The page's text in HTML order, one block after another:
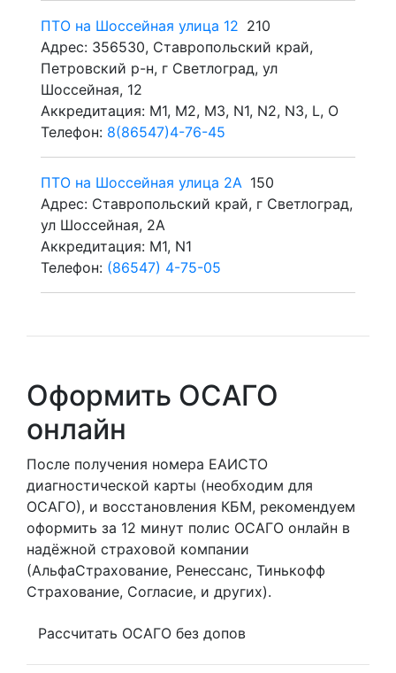
ПТО на Шоссейная улица 12 210
Адрес: 356530, Ставропольский край,
Петровский р-н, г Светлоград, ул
Шоссейная, 12
Аккредитация: M1, M2, M3, N1, N2, N3, L, O
Телефон: 8(86547)4-76-45
ПТО на Шоссейная улица 2А 150
Адрес: Ставропольский край, г Светлоград,
ул Шоссейная, 2А
Аккредитация: M1, N1
Телефон: (86547) 4-75-05
Оформить ОСАГО
онлайн
После получения номера ЕАИСТО
диагностической карты (необходим для
ОСАГО), и восстановления КБМ, рекомендуем
оформить за 12 минут полис ОСАГО онлайн в
надёжной страховой компании
(АльфаСтрахование, Ренессанс, Тинькофф
Страхование, Согласие, и других).
Рассчитать ОСАГО без допов